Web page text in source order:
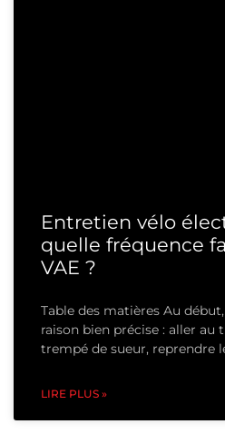
Entretien vélo
quelle fréquence
VAE ?
Table des matières Au
raison bien précise : aller au
trempé de sueur, reprendre
LIRE PLUS »